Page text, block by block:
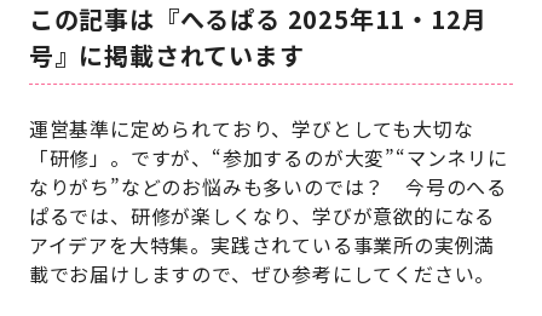
この記事は『へるぱる 2025年11・12月
号』に掲載されています
運営基準に定められており、学びとしても大切な
「研修」。ですが、“参加するのが大変”“マンネリに
なりがち”などのお悩みも多いのでは？ 今号のへる
ぱるでは、研修が楽しくなり、学びが意欲的になる
アイデアを大特集。実践されている事業所の実例満
載でお届けしますので、ぜひ参考にしてください。